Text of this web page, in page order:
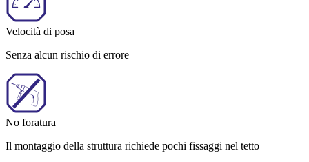
Velocità di posa
Senza alcun rischio di errore
No foratura
Il montaggio della struttura richiede pochi fissaggi nel tetto